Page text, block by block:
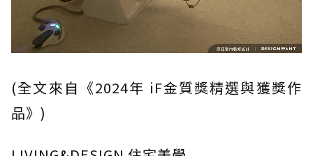
(全文來自《2024年 iF金質獎精選與獲獎作
品》)